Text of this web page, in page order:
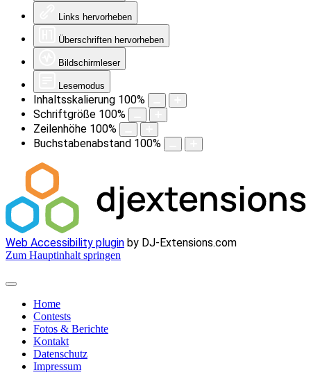
Links hervorheben
Überschriften hervorheben
Bildschirmleser
Lesemodus
Inhaltsskalierung 100%
Schriftgröße 100%
Zeilenhöhe 100%
Buchstabenabstand 100%
Web Accessibility plugin by DJ-Extensions.com
Zum Hauptinhalt springen
Home
Contests
Fotos & Berichte
Kontakt
Datenschutz
Impressum